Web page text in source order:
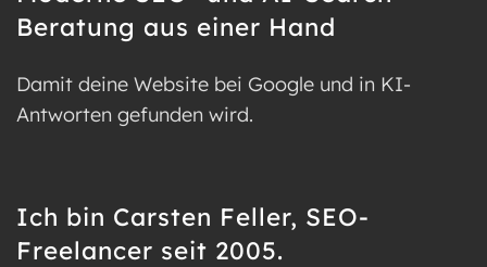
Beratung aus einer Hand
Damit deine Website bei Google und in KI-
Antworten gefunden wird.
Ich bin Carsten Feller, SEO-
Freelancer seit 2005.